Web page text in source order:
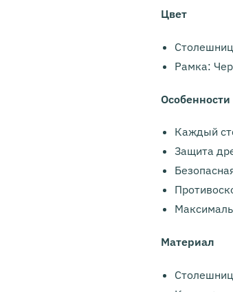
Цвет
Рамка:
Особенности
Каждый
Защита
Материал